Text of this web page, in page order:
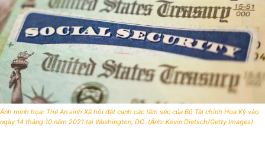
Ảnh minh họa: Thẻ An sinh Xã hội đặt cạnh các tấm séc của Bộ Tài chính Hoa Kỳ vào
ngày 14 tháng 10 năm 2021 tại Washington, DC. (Ảnh: Kevin Dietsch/Getty Images)